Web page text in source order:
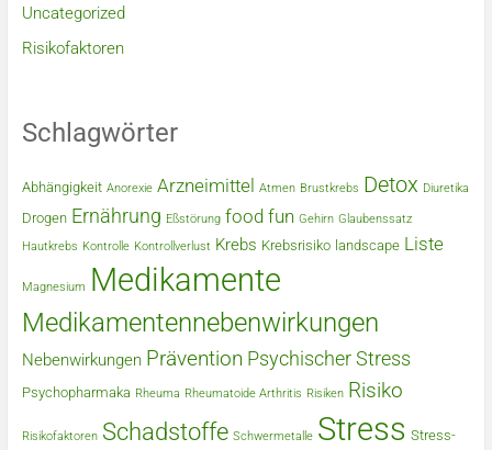
Uncategorized
Risikofaktoren
Schlagwörter
Abhängigkeit Anorexie Arzneimittel Atmen Brustkrebs Detox Diuretika
Drogen Ernährung Eßstörung food fun Gehirn Glaubenssatz
Hautkrebs Kontrolle Kontrollverlust Krebs Krebsrisiko landscape Liste
Magnesium Medikamente
Medikamentennebenwirkungen
Nebenwirkungen Prävention Psychischer Stress
Psychopharmaka Rheuma Rheumatoide Arthritis Risiken Risiko
Risikofaktoren Schadstoffe Schwermetalle Stress Stress-